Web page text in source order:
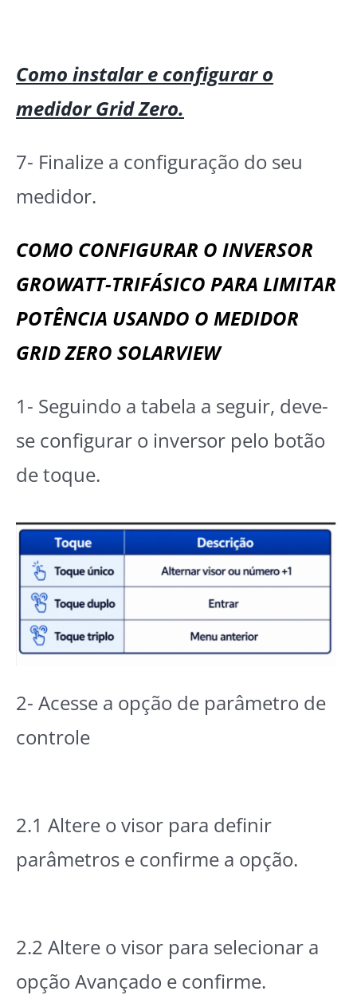
Como instalar e configurar o
medidor Grid Zero.
7- Finalize a configuração do seu
medidor.
COMO CONFIGURAR O INVERSOR
GROWATT-TRIFÁSICO PARA LIMITAR
POTÊNCIA USANDO O MEDIDOR
GRID ZERO SOLARVIEW
1- Seguindo a tabela a seguir, deve-
se configurar o inversor pelo botão
de toque.
2- Acesse a opção de parâmetro de
controle
2.1 Altere o visor para definir
parâmetros e confirme a opção.
2.2 Altere o visor para selecionar a
opção Avançado e confirme.